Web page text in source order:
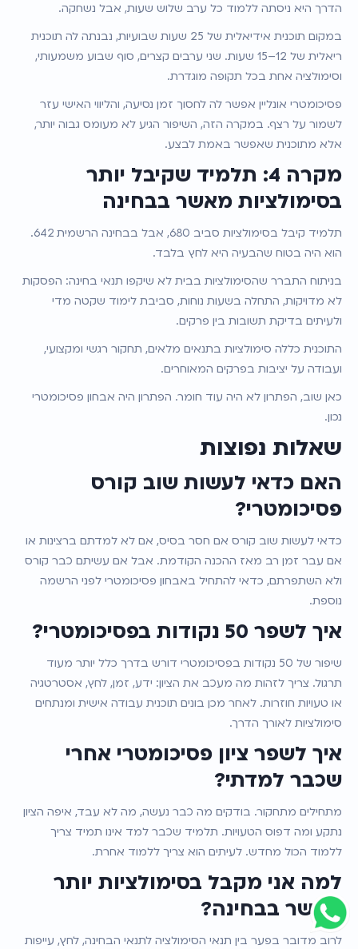
הדרך היא ניסתה ללמוד כל ערב שלוש שעות, אבל נשחקה.
במקום תוכנית אידיאלית של 25 שעות שבועיות, נבנתה לה תוכנית
ריאלית של 12–15 שעות. שני ערבים קצרים, סוף שבוע משמעותי,
וסימולציה אחת בכל תקופה מוגדרת.
פסיכומטרי אונליין אפשר לה לחסוך זמן נסיעה, והליווי האישי עזר
לשמור על רצף. במקרה הזה, השיפור הגיע לא מעומס גבוה יותר,
אלא מתוכנית שאפשר באמת לבצע.
מקרה 4: תלמיד שקיבל יותר
בסימולציות מאשר בבחינה
תלמיד קיבל בסימולציות סביב 680, אבל בבחינה הרשמית 642.
הוא היה בטוח שהבעיה היא לחץ בלבד.
בניתוח התברר שהסימולציות בבית לא שיקפו תנאי בחינה: הפסקות
לא מדויקות, התחלה בשעות נוחות, סביבת לימוד שקטה מדי
ולעיתים בדיקת תשובות בין פרקים.
התוכנית כללה סימולציות בתנאים מלאים, תחקור רגשי ומקצועי,
ועבודה על יציבות בפרקים המאוחרים.
כאן שוב, הפתרון לא היה עוד חומר. הפתרון היה אבחון פסיכומטרי
נכון.
שאלות נפוצות
האם כדאי לעשות שוב קורס
פסיכומטרי?
כדאי לעשות שוב קורס אם חסר בסיס, אם לא למדתם ברצינות או
אם עבר זמן רב מאז ההכנה הקודמת. אבל אם עשיתם כבר קורס
ולא השתפרתם, כדאי להתחיל באבחון פסיכומטרי לפני הרשמה
נוספת.
איך לשפר 50 נקודות בפסיכומטרי?
שיפור של 50 נקודות בפסיכומטרי דורש בדרך כלל יותר מעוד
תרגול. צריך לזהות מה מעכב את הציון: ידע, זמן, לחץ, אסטרטגיה
או טעויות חוזרות. לאחר מכן בונים תוכנית עבודה אישית ומנתחים
סימולציות לאורך הדרך.
איך לשפר ציון פסיכומטרי אחרי
שכבר למדתי?
מתחילים מתחקור. בודקים מה כבר נעשה, מה לא עבד, איפה הציון
נתקע ומה דפוס הטעויות. תלמיד שכבר למד אינו תמיד צריך
ללמוד הכול מחדש. לעיתים הוא צריך ללמוד אחרת.
למה אני מקבל בסימולציות יותר
מאשר בבחינה?
לרוב מדובר בפער בין תנאי הסימולציה לתנאי הבחינה, לחץ, עייפות